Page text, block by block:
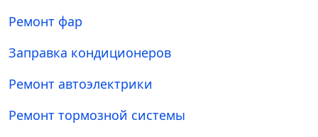
Ремонт фар
Заправка кондиционеров
Ремонт автоэлектрики
Ремонт тормозной системы